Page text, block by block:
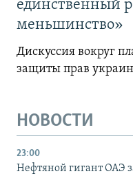
единственный
меньшинство»
Дискуссия вокруг
защиты прав
НОВОСТИ
23:00
Нефтяной гигант ОАЭ